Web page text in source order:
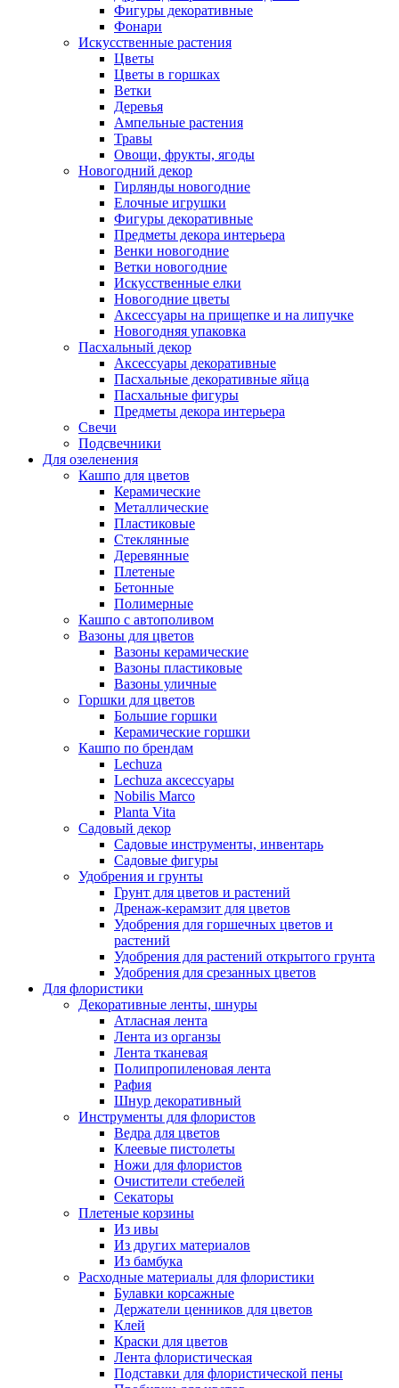
Фигуры декоративные
Фонари
Искусственные растения
Цветы
Цветы в горшках
Ветки
Деревья
Ампельные растения
Травы
Овощи, фрукты, ягоды
Новогодний декор
Гирлянды новогодние
Елочные игрушки
Фигуры декоративные
Предметы декора интерьера
Венки новогодние
Ветки новогодние
Искусственные елки
Новогодние цветы
Аксессуары на прищепке и на липучке
Новогодняя упаковка
Пасхальный декор
Аксессуары декоративные
Пасхальные декоративные яйца
Пасхальные фигуры
Предметы декора интерьера
Свечи
Подсвечники
Для озеленения
Кашпо для цветов
Керамические
Металлические
Пластиковые
Стеклянные
Деревянные
Плетеные
Бетонные
Полимерные
Кашпо с автополивом
Вазоны для цветов
Вазоны керамические
Вазоны пластиковые
Вазоны уличные
Горшки для цветов
Большие горшки
Керамические горшки
Кашпо по брендам
Lechuza
Lechuza аксессуары
Nobilis Marco
Planta Vita
Садовый декор
Садовые инструменты, инвентарь
Садовые фигуры
Удобрения и грунты
Грунт для цветов и растений
Дренаж-керамзит для цветов
Удобрения для горшечных цветов и
растений
Удобрения для растений открытого грунта
Удобрения для срезанных цветов
Для флористики
Декоративные ленты, шнуры
Атласная лента
Лента из органзы
Лента тканевая
Полипропиленовая лента
Рафия
Шнур декоративный
Инструменты для флористов
Ведра для цветов
Клеевые пистолеты
Ножи для флористов
Очистители стебелей
Секаторы
Плетеные корзины
Из ивы
Из других материалов
Из бамбука
Расходные материалы для флористики
Булавки корсажные
Держатели ценников для цветов
Клей
Краски для цветов
Лента флористическая
Подставки для флористической пены